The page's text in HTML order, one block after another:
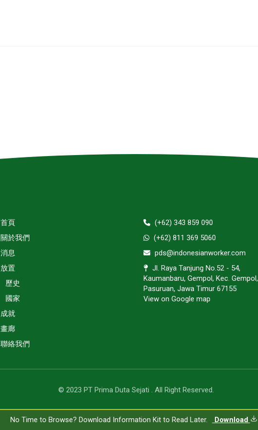
首頁
關於我們
消息
放置
歷史
國家
成就
畫廊
聯絡我們
(+62) 343 859 090
(+62) 811 369 5060
pds@indonesianworker.com
Jl. Raya Tanjung No.52 - 54,
Kaumanbaru, Gempol, Kec. Gempol,
Pasuruan, Jawa Timur 67155
View on Google map
© 2023 PT Prima Duta Sejati . All Right Reserved.
No Time to Browse? Download Information Kit to Read Later. Download
No Time to Browse? Download Information Kit to Read Later. Download